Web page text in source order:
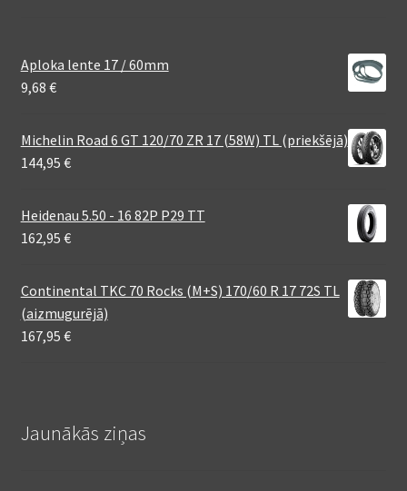
Aploka lente 17 / 60mm
9,68 €
Michelin Road 6 GT 120/70 ZR 17 (58W) TL (priekšējā)
144,95 €
Heidenau 5.50 - 16 82P P29 TT
162,95 €
Continental TKC 70 Rocks (M+S) 170/60 R 17 72S TL
(aizmugurējā)
167,95 €
Jaunākās ziņas